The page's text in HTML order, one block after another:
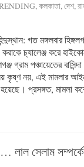
,কলকাতা,দেশ,
গত মঙ্গলবার
চ্যালেঞ্জ করে
গ্রাম পঞ্চায়েতের
কৃষ্ণ নয়, এই মামলার
হয়েছে। প্রসঙ্গত, মামলা
লাল সেলাম